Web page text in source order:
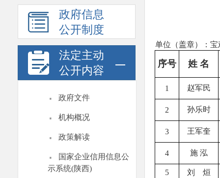
政府信息
公开制度
法定主动
公开内容
· 政府文件
· 机构概况
· 政策解读
·
国家企业信用信息公
示系统(陕西)
单位（盖章）：
序号 姓 名
1 赵军民
2 孙乐时
3 王军奎
4 施 泓
5 刘 烜